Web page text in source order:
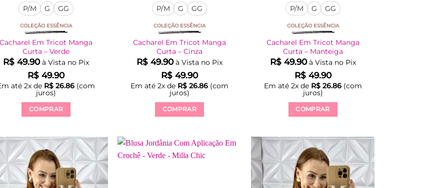
P/M G GG
COLEÇÃO ESSÊNCIA
Cacharel Em Tricot Manga
Curta – Verde
R$ 49.90 à Vista no Pix
R$ 49.90
até2x de R$ 26.86 (com
juros)
COMPRAR
tem
várias
variantes.
As
P/M G GG
COLEÇÃO ESSÊNCIA
Cacharel Em Tricot Manga
Curta – Cinza
R$49.90 à Vista no Pix
R$49.90
Em até 2x de R$26.86(com
juros)
COMPRAR
tem
várias
P/M G GG
COLEÇÃO ESSÊNCIA
Cacharel Em Tricot Manga
Curta – Manteiga
R$49.90 à Vista no Pix
R$49.90
Em até 2x de R$26.86(com
juros)
COMPRAR
tem
várias
variantes.
As